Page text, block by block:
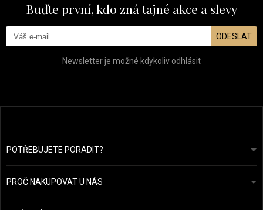
Buďte první, kdo zná tajné akce a slevy
ODESLAT
Newsletter je možné kdykoliv odhlásit
POTŘEBUJETE PORADIT?info@prozdravevlasy.cz
Odpovíme do 24 hodin.
PROČ NAKUPOVAT U NÁS
Obchodní podmínky
Ochrana osobních údajů
Přehled plateb a dopravy
Náš příběh